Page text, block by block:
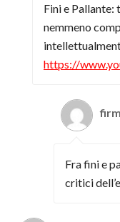
Fini e Pallante:
nemmeno
https://
Fra fini e
critici